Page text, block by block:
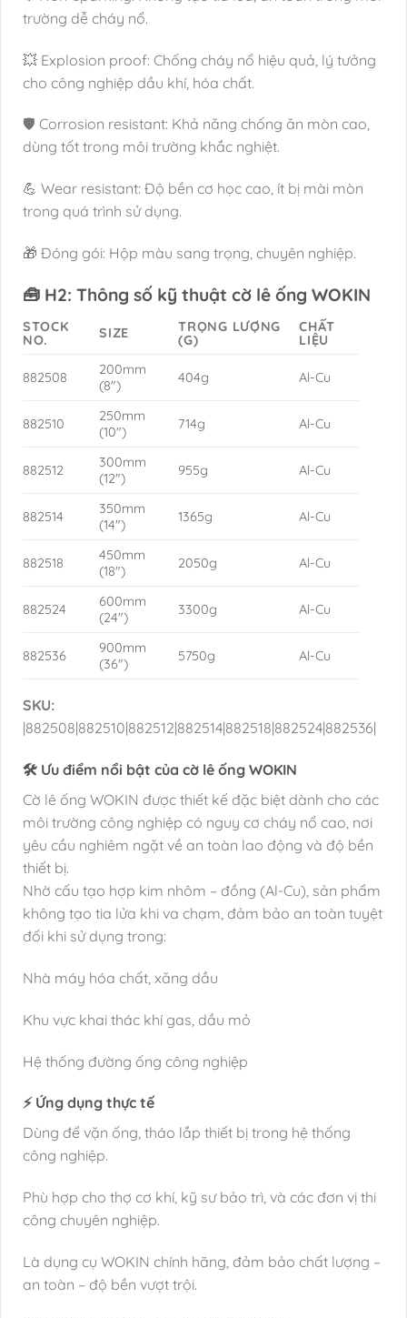
trường dễ cháy nổ.
💥 Explosion proof: Chống cháy nổ hiệu quả, lý tưởng
cho công nghiệp dầu khí, hóa chất.
🛡️ Corrosion resistant: Khả năng chống ăn mòn cao,
dùng tốt trong môi trường khắc nghiệt.
💪 Wear resistant: Độ bền cơ học cao, ít bị mài mòn
trong quá trình sử dụng.
🎁 Đóng gói: Hộp màu sang trọng, chuyên nghiệp.
🧰 H2: Thông số kỹ thuật cờ lê ống WOKIN
STOCK
NO.
SIZE
TRỌNG LƯỢNG
(G)
CHẤT
LIỆU
882508
200mm
(8″)
404g Al-Cu
882510
250mm
(10″)
714g Al-Cu
882512
300mm
(12″)
955g Al-Cu
882514
350mm
(14″)
1365g Al-Cu
882518
450mm
(18″)
2050g Al-Cu
882524
600mm
(24″)
3300g Al-Cu
882536
900mm
(36″)
5750g Al-Cu
SKU:
|882508|882510|882512|882514|882518|882524|882536|
🛠️ Ưu điểm nổi bật của cờ lê ống WOKIN
Cờ lê ống WOKIN được thiết kế đặc biệt dành cho các
môi trường công nghiệp có nguy cơ cháy nổ cao, nơi
yêu cầu nghiêm ngặt về an toàn lao động và độ bền
thiết bị.
Nhờ cấu tạo hợp kim nhôm – đồng (Al-Cu), sản phẩm
không tạo tia lửa khi va chạm, đảm bảo an toàn tuyệt
đối khi sử dụng trong:
Nhà máy hóa chất, xăng dầu
Khu vực khai thác khí gas, dầu mỏ
Hệ thống đường ống công nghiệp
⚡ Ứng dụng thực tế
Dùng để vặn ống, tháo lắp thiết bị trong hệ thống
công nghiệp.
Phù hợp cho thợ cơ khí, kỹ sư bảo trì, và các đơn vị thi
công chuyên nghiệp.
Là dụng cụ WOKIN chính hãng, đảm bảo chất lượng –
an toàn – độ bền vượt trội.